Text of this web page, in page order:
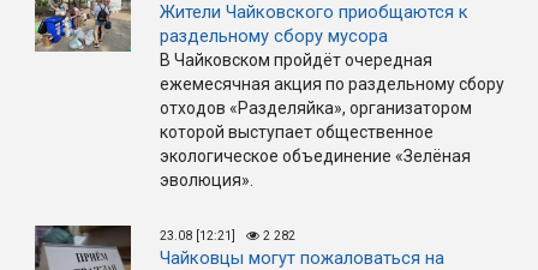
Жители Чайковского приобщаются к
раздельному сбору мусора
В Чайковском пройдёт очередная
ежемесячная акция по раздельному сбору
отходов «Разделяйка», организатором
которой выступает общественное
экологическое объединение «Зелёная
эволюция».
23.08 [12:21] 2 282
Чайковцы могут пожаловаться на